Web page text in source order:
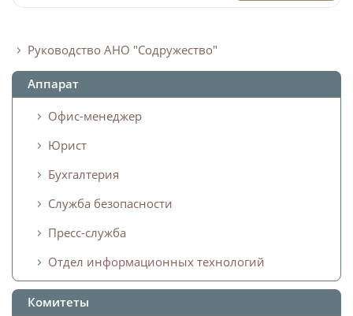
Руководство АНО "Содружество"
Аппарат
Офис-менеджер
Юрист
Бухгалтерия
Служба безопасности
Пресс-служба
Отдел информационных технологий
Комитеты